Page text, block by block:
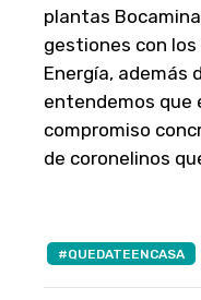
plantas
gestiones con
Energía, además
entendemos que
compromiso
de coronelinos
#QUEDATEENCASA